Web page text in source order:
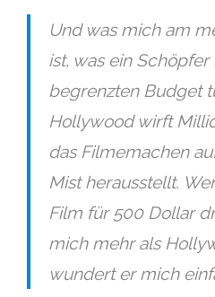
Und was mich am
ist, was ein
begrenzten Budget
Hollywood wirft
das Filmemachen
Mist herausstellt.
Film für 500 Dollar
mich mehr als
wundert er mich